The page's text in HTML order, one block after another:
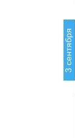
3 сентября